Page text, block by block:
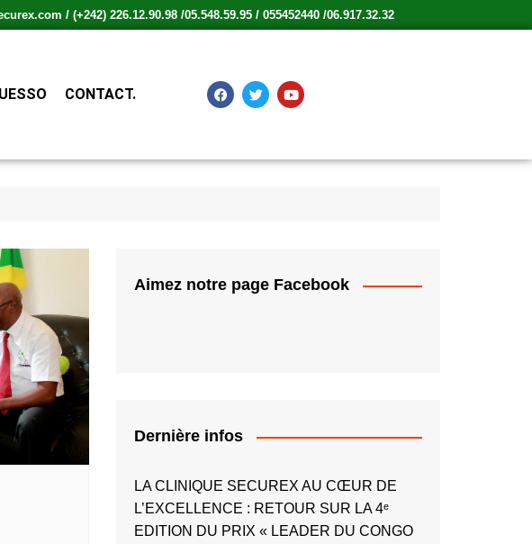
/ (+242) 226.12.90.98 /05.548.59.95 / 055452440 /06.917.32.32
CONTACT.
Aimez notre page Facebook
Dernière infos
LA CLINIQUE SECUREX AU CŒUR DE
L’EXCELLENCE : RETOUR SUR LA 4ᵉ
EDITION DU PRIX « LEADER DU CONGO